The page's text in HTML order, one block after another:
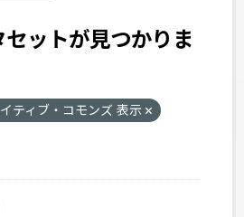
ットが見つかりま
ティブ・コモンズ 表示